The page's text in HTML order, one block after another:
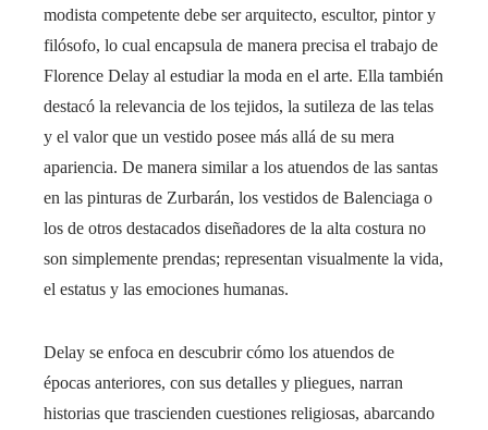
modista competente debe ser arquitecto, escultor, pintor y
filósofo, lo cual encapsula de manera precisa el trabajo de
Florence Delay al estudiar la moda en el arte. Ella también
destacó la relevancia de los tejidos, la sutileza de las telas
y el valor que un vestido posee más allá de su mera
apariencia. De manera similar a los atuendos de las santas
en las pinturas de Zurbarán, los vestidos de Balenciaga o
los de otros destacados diseñadores de la alta costura no
son simplemente prendas; representan visualmente la vida,
el estatus y las emociones humanas.
Delay se enfoca en descubrir cómo los atuendos de
épocas anteriores, con sus detalles y pliegues, narran
historias que trascienden cuestiones religiosas, abarcando